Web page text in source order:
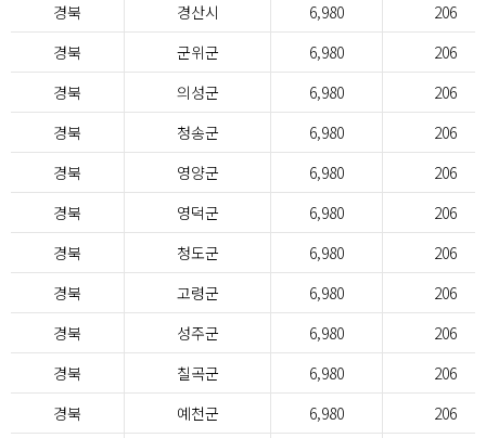
경북
경산시 6,980
206
경북
군위군 6,980
206
경북
의성군 6,980
206
경북
청송군 6,980
206
경북
영양군 6,980
206
경북
영덕군 6,980
206
경북
청도군 6,980
206
경북
고령군 6,980
206
경북
성주군 6,980
206
경북
칠곡군 6,980
206
경북
예천군 6,980
206